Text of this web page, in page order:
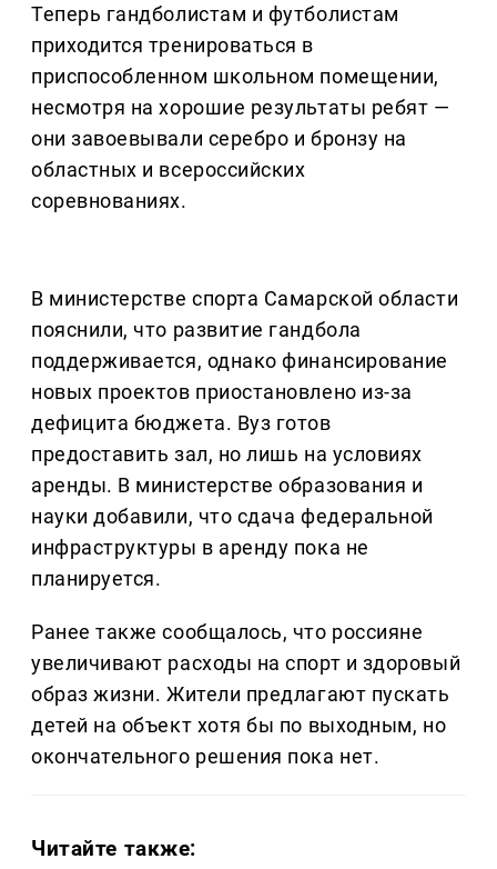
Теперь гандболистам и футболистам
приходится тренироваться в
приспособленном школьном помещении,
несмотря на хорошие результаты ребят —
они завоевывали серебро и бронзу на
областных и всероссийских
соревнованиях.
В министерстве спорта Самарской области
пояснили, что развитие гандбола
поддерживается, однако финансирование
новых проектов приостановлено из-за
дефицита бюджета. Вуз готов
предоставить зал, но лишь на условиях
аренды. В министерстве образования и
науки добавили, что сдача федеральной
инфраструктуры в аренду пока не
планируется.
Ранее также сообщалось, что россияне
увеличивают расходы на спорт и здоровый
образ жизни. Жители предлагают пускать
детей на объект хотя бы по выходным, но
окончательного решения пока нет.
Читайте также: